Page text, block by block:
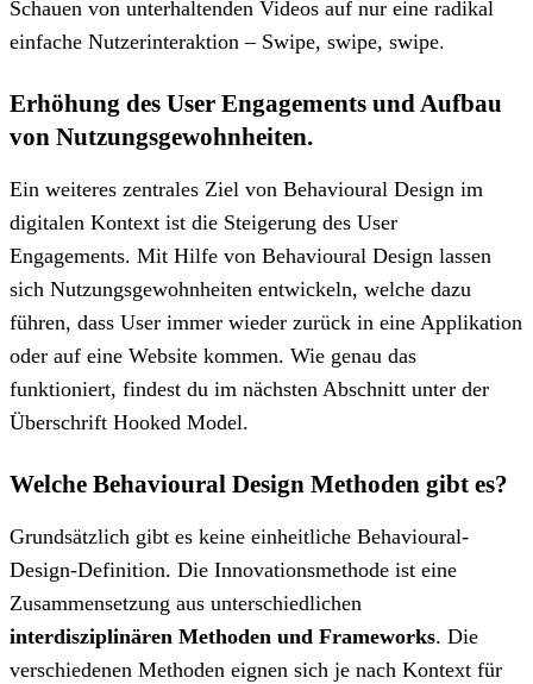
Schauen von unterhaltenden Videos auf nur eine radikal
einfache Nutzerinteraktion – Swipe, swipe, swipe.
Erhöhung des User Engagements und Aufbau
von Nutzungsgewohnheiten.
Ein weiteres zentrales Ziel von Behavioural Design im
digitalen Kontext ist die Steigerung des User
Engagements. Mit Hilfe von Behavioural Design lassen
sich Nutzungsgewohnheiten entwickeln, welche dazu
führen, dass User immer wieder zurück in eine Applikation
oder auf eine Website kommen. Wie genau das
funktioniert, findest du im nächsten Abschnitt unter der
Überschrift Hooked Model.
Welche Behavioural Design Methoden gibt es?
Grundsätzlich gibt es keine einheitliche Behavioural-
Design-Definition. Die Innovationsmethode ist eine
Zusammensetzung aus unterschiedlichen
interdisziplinären Methoden und Frameworks. Die
verschiedenen Methoden eignen sich je nach Kontext für